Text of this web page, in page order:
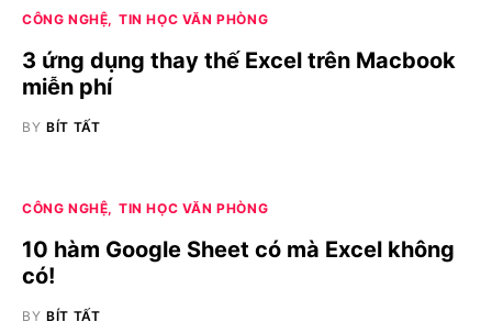
CÔNG NGHỆ TIN HỌC VĂN PHÒNG
3 ứng dụng thay thế Excel trên Macbook
miễn phí
BY BÍT TẤT
CÔNG NGHỆ TIN HỌC VĂN PHÒNG
10 hàm Google Sheet có mà Excel không
có!
BY BÍT TẤT